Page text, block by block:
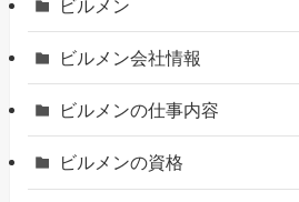
ビルメン
ビルメン会社情報
ビルメンの仕事内容
ビルメンの資格